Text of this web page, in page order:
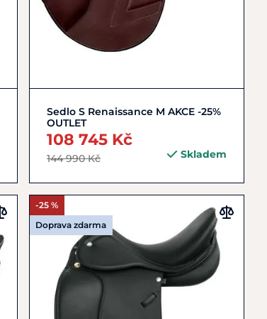
Zobrazit detail
Sedlo S Renaissance M AKCE -25%
OUTLET
108 745 Kč
144 990 Kč Skladem
-25 %
Doprava zdarma